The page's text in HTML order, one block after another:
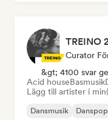
Curator
&gt; 4100 svar
Acid houseBasmusik
Lägg till artister i
Dansmusik Danspop